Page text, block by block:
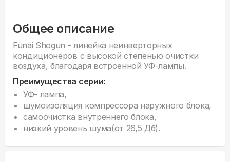
Общее описание
Funai Shogun - линейка неинверторных
кондиционеров с высокой степенью очистки
воздуха, благодаря встроенной УФ-лампы.
Преимущества серии:
УФ- лампа,
шумоизоляция компрессора наружного блока,
самоочистка внутреннего блока,
низкий уровень шума(от 26,5 Дб).